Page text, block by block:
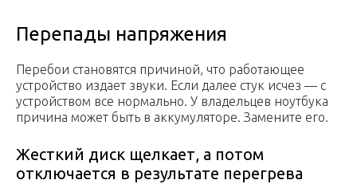
Перепады напряжения
Перебои становятся причиной, что работающее
устройство издает звуки. Если далее стук исчез — с
устройством все нормально. У владельцев ноутбука
причина может быть в аккумуляторе. Замените его.
Жесткий диск щелкает, а потом
отключается в результате перегрева